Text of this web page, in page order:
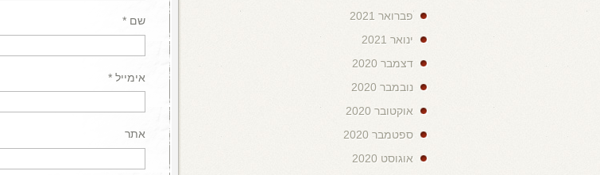
שם *
אימייל *
אתר
פברואר 2021
ינואר 2021
דצמבר 2020
נובמבר 2020
אוקטובר 2020
ספטמבר 2020
אוגוסט 2020